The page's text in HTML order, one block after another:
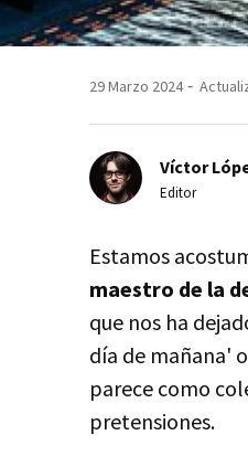
29 Marzo 2024
Víctor
Editor
Estamos
maestro de la
que nos ha
día de mañana'
parece como
pretensiones.